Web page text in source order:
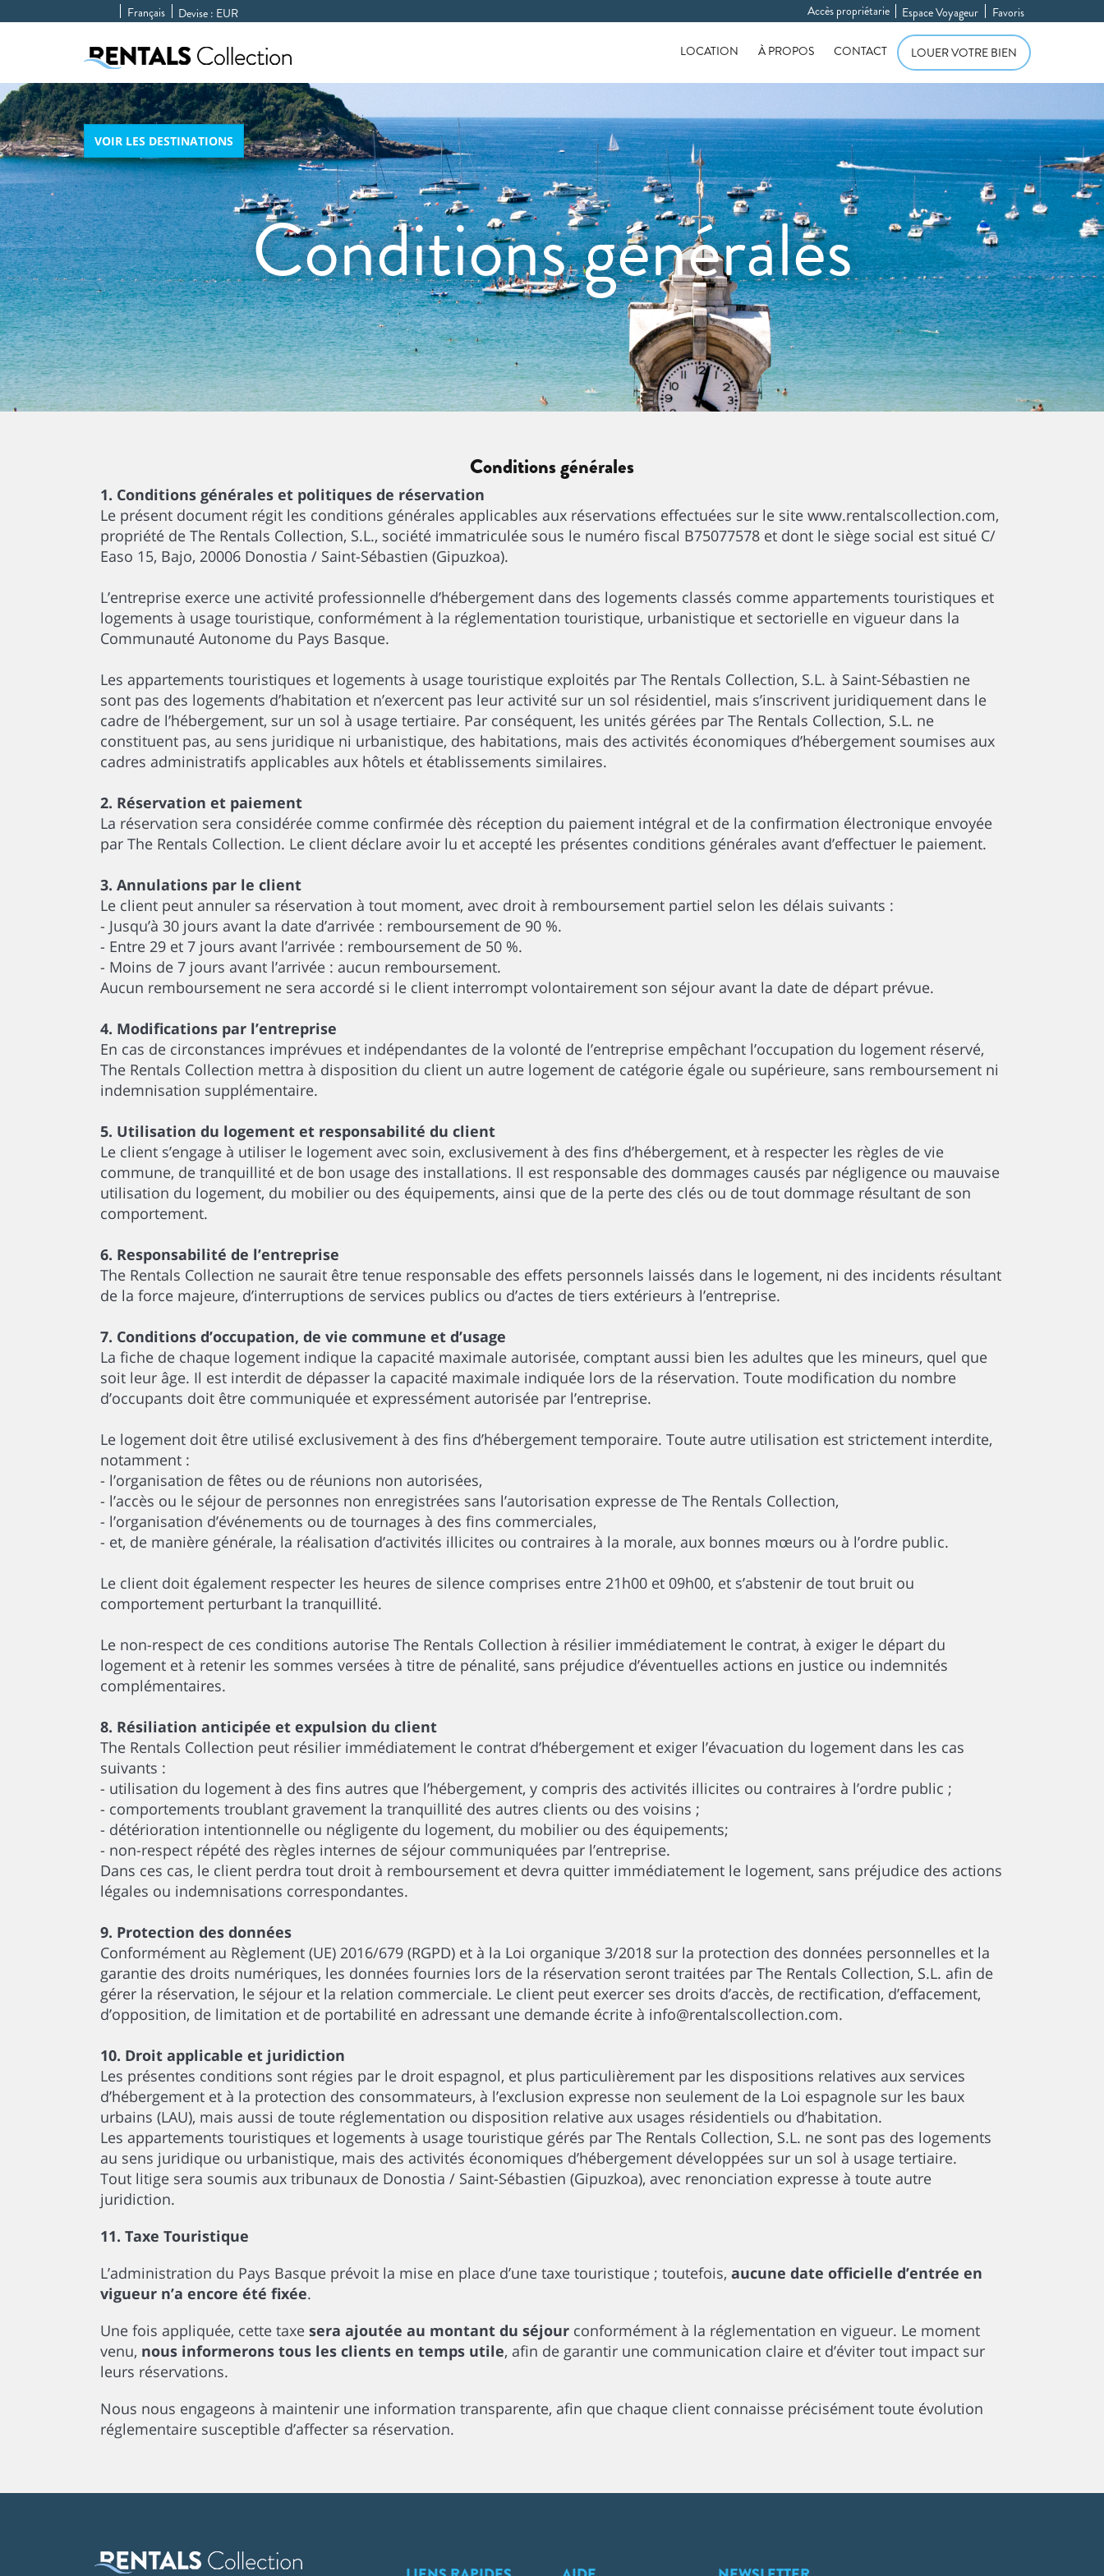
Français Devise : EUR Favoris
Espace Voyageur
Accès propriétarie
LOCATION À PROPOS CONTACT LOUER VOTRE BIEN
VOIR LES DESTINATIONS
Conditions générales
Conditions générales
1. Conditions générales et politiques de réservation
Le présent document régit les conditions générales applicables aux réservations effectuées sur le site www.rentalscollection.com,
propriété de The Rentals Collection, S.L., société immatriculée sous le numéro fiscal B75077578 et dont le siège social est situé C/
Easo 15, Bajo, 20006 Donostia / Saint-Sébastien (Gipuzkoa).
L’entreprise exerce une activité professionnelle d’hébergement dans des logements classés comme appartements touristiques et
logements à usage touristique, conformément à la réglementation touristique, urbanistique et sectorielle en vigueur dans la
Communauté Autonome du Pays Basque.
Les appartements touristiques et logements à usage touristique exploités par The Rentals Collection, S.L. à Saint-Sébastien ne
sont pas des logements d’habitation et n’exercent pas leur activité sur un sol résidentiel, mais s’inscrivent juridiquement dans le
cadre de l’hébergement, sur un sol à usage tertiaire. Par conséquent, les unités gérées par The Rentals Collection, S.L. ne
constituent pas, au sens juridique ni urbanistique, des habitations, mais des activités économiques d’hébergement soumises aux
cadres administratifs applicables aux hôtels et établissements similaires.
2. Réservation et paiement
La réservation sera considérée comme confirmée dès réception du paiement intégral et de la confirmation électronique envoyée
par The Rentals Collection. Le client déclare avoir lu et accepté les présentes conditions générales avant d’effectuer le paiement.
3. Annulations par le client
Le client peut annuler sa réservation à tout moment, avec droit à remboursement partiel selon les délais suivants :
- Jusqu’à 30 jours avant la date d’arrivée : remboursement de 90 %.
- Entre 29 et 7 jours avant l’arrivée : remboursement de 50 %.
- Moins de 7 jours avant l’arrivée : aucun remboursement.
Aucun remboursement ne sera accordé si le client interrompt volontairement son séjour avant la date de départ prévue.
4. Modifications par l’entreprise
En cas de circonstances imprévues et indépendantes de la volonté de l’entreprise empêchant l’occupation du logement réservé,
The Rentals Collection mettra à disposition du client un autre logement de catégorie égale ou supérieure, sans remboursement ni
indemnisation supplémentaire.
5. Utilisation du logement et responsabilité du client
Le client s’engage à utiliser le logement avec soin, exclusivement à des fins d’hébergement, et à respecter les règles de vie
commune, de tranquillité et de bon usage des installations. Il est responsable des dommages causés par négligence ou mauvaise
utilisation du logement, du mobilier ou des équipements, ainsi que de la perte des clés ou de tout dommage résultant de son
comportement.
6. Responsabilité de l’entreprise
The Rentals Collection ne saurait être tenue responsable des effets personnels laissés dans le logement, ni des incidents résultant
de la force majeure, d’interruptions de services publics ou d’actes de tiers extérieurs à l’entreprise.
7. Conditions d’occupation, de vie commune et d’usage
La fiche de chaque logement indique la capacité maximale autorisée, comptant aussi bien les adultes que les mineurs, quel que
soit leur âge. Il est interdit de dépasser la capacité maximale indiquée lors de la réservation. Toute modification du nombre
d’occupants doit être communiquée et expressément autorisée par l’entreprise.
Le logement doit être utilisé exclusivement à des fins d’hébergement temporaire. Toute autre utilisation est strictement interdite,
notamment :
- l’organisation de fêtes ou de réunions non autorisées,
- l’accès ou le séjour de personnes non enregistrées sans l’autorisation expresse de The Rentals Collection,
- l’organisation d’événements ou de tournages à des fins commerciales,
- et, de manière générale, la réalisation d’activités illicites ou contraires à la morale, aux bonnes mœurs ou à l’ordre public.
Le client doit également respecter les heures de silence comprises entre 21h00 et 09h00, et s’abstenir de tout bruit ou
comportement perturbant la tranquillité.
Le non-respect de ces conditions autorise The Rentals Collection à résilier immédiatement le contrat, à exiger le départ du
logement et à retenir les sommes versées à titre de pénalité, sans préjudice d’éventuelles actions en justice ou indemnités
complémentaires.
8. Résiliation anticipée et expulsion du client
The Rentals Collection peut résilier immédiatement le contrat d’hébergement et exiger l’évacuation du logement dans les cas
suivants :
- utilisation du logement à des fins autres que l’hébergement, y compris des activités illicites ou contraires à l’ordre public ;
- comportements troublant gravement la tranquillité des autres clients ou des voisins ;
- détérioration intentionnelle ou négligente du logement, du mobilier ou des équipements;
- non-respect répété des règles internes de séjour communiquées par l’entreprise.
Dans ces cas, le client perdra tout droit à remboursement et devra quitter immédiatement le logement, sans préjudice des actions
légales ou indemnisations correspondantes.
9. Protection des données
Conformément au Règlement (UE) 2016/679 (RGPD) et à la Loi organique 3/2018 sur la protection des données personnelles et la
garantie des droits numériques, les données fournies lors de la réservation seront traitées par The Rentals Collection, S.L. afin de
gérer la réservation, le séjour et la relation commerciale. Le client peut exercer ses droits d’accès, de rectification, d’effacement,
d’opposition, de limitation et de portabilité en adressant une demande écrite à info@rentalscollection.com.
10. Droit applicable et juridiction
Les présentes conditions sont régies par le droit espagnol, et plus particulièrement par les dispositions relatives aux services
d’hébergement et à la protection des consommateurs, à l’exclusion expresse non seulement de la Loi espagnole sur les baux
urbains (LAU), mais aussi de toute réglementation ou disposition relative aux usages résidentiels ou d’habitation.
Les appartements touristiques et logements à usage touristique gérés par The Rentals Collection, S.L. ne sont pas des logements
au sens juridique ou urbanistique, mais des activités économiques d’hébergement développées sur un sol à usage tertiaire.
Tout litige sera soumis aux tribunaux de Donostia / Saint-Sébastien (Gipuzkoa), avec renonciation expresse à toute autre
juridiction.
11. Taxe Touristique
L’administration du Pays Basque prévoit la mise en place d’une taxe touristique ; toutefois, aucune date officielle d’entrée en
vigueur n’a encore été fixée.
Une fois appliquée, cette taxe sera ajoutée au montant du séjour conformément à la réglementation en vigueur. Le moment
venu, nous informerons tous les clients en temps utile, afin de garantir une communication claire et d’éviter tout impact sur
leurs réservations.
Nous nous engageons à maintenir une information transparente, afin que chaque client connaisse précisément toute évolution
réglementaire susceptible d’affecter sa réservation.